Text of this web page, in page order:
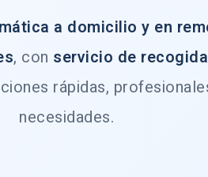
a domicilio y en
, con servicio de
rápidas,
necesidades.